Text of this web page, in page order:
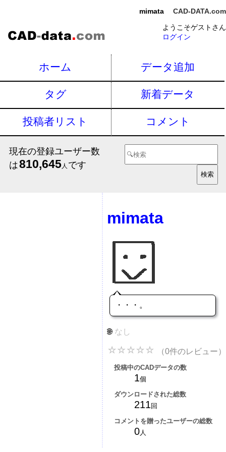
mimata
CAD-DATA.com
ようこそゲストさん
ログイン
ホーム データ追加
タグ 新着データ
投稿者リスト コメント
現在の登録ユーザー数
は810,645人 です
mimata
・・・。
なし
（0件のレビュー）
投稿中のCADデータの数
1個
ダウンロードされた総数
211 回
コメントを贈ったユーザーの総数
0 人